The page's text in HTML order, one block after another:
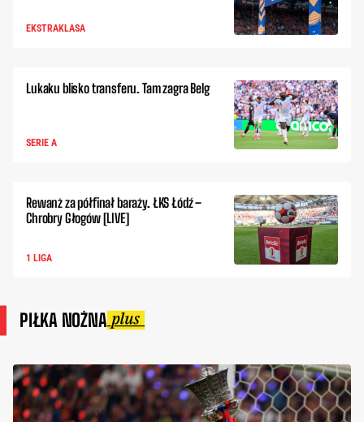
EKSTRAKLASA
Lukaku blisko transferu. Tam zagra Belg
SERIE A
Rewanż za półfinał baraży. ŁKS Łódź –
Chrobry Głogów [LIVE]
1 LIGA
PIŁKA NOŻNA